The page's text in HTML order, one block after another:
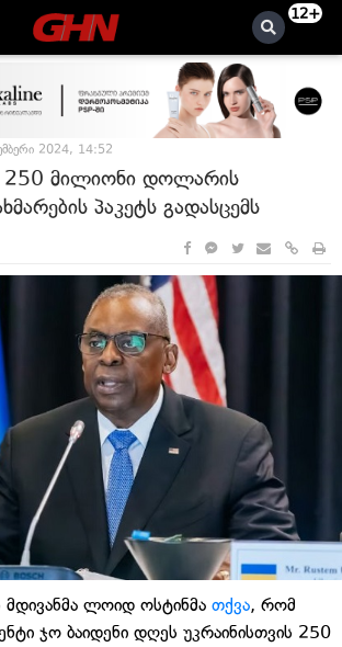
12+
2024, 14:52
250 მილიონი დოლარის
პაკეტს გადასცემს
მდივანმა ლოიდ ოსტინმა თქვა, რომ
ჯო ბაიდენი დღეს უკრაინისთვის 250